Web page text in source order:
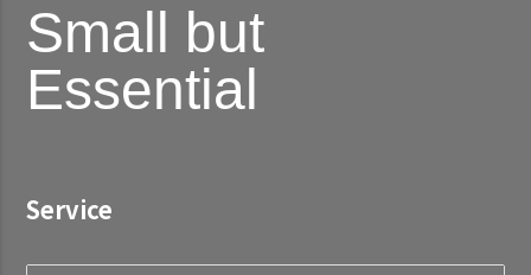
Small but
Essential
Service